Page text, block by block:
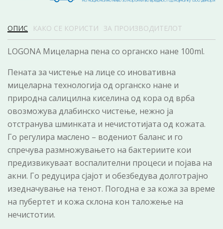
ОПИС КАКО СЕ КОРИСТИ ЗА ПРОИЗВОДИТЕЛОТ
LOGONA Мицеларна пена со органско нане 100ml.
Пената за чистење на лице со иновативна
мицеларна технологија од органско нане и
природна салицилна киселина од кора од врба
овозможува длабинско чистење, нежно ја
отстранува шминката и нечистотијата од кожата.
Го регулира маслено – водениот баланс и го
спречува размножувањето на бактериите кои
предизвикуваат воспалителни процеси и појава на
акни. Го редуцира сјајот и обезбедува долготрајно
изедначување на тенот. Погодна е за кожа за време
на пубертет и кожа склона кон таложење на
нечистотии.